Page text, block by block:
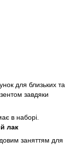
для близьких та
завдяки
в наборі.
лак
заняттям для